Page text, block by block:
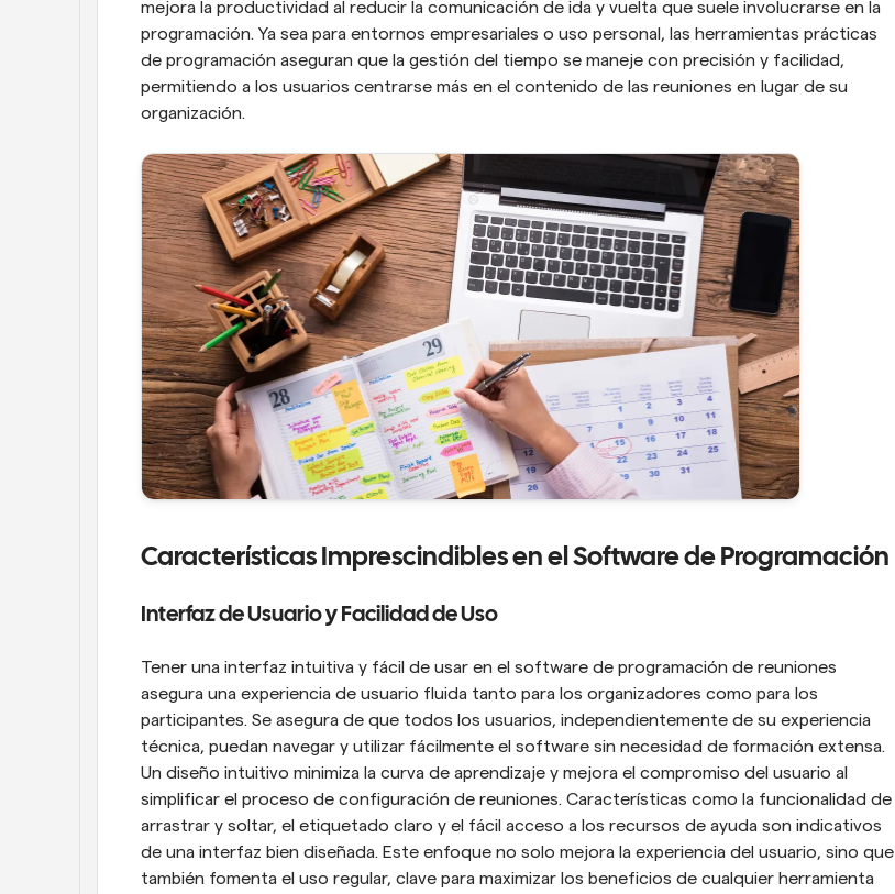
mejora la productividad al reducir la comunicación de ida y vuelta que suele involucrarse en la
programación. Ya sea para entornos empresariales o uso personal, las herramientas prácticas
de programación aseguran que la gestión del tiempo se maneje con precisión y facilidad,
permitiendo a los usuarios centrarse más en el contenido de las reuniones en lugar de su
organización.
Características Imprescindibles en el Software de Programación
Interfaz de Usuario y Facilidad de Uso
Tener una interfaz intuitiva y fácil de usar en el software de programación de reuniones
asegura una experiencia de usuario fluida tanto para los organizadores como para los
participantes. Se asegura de que todos los usuarios, independientemente de su experiencia
técnica, puedan navegar y utilizar fácilmente el software sin necesidad de formación extensa.
Un diseño intuitivo minimiza la curva de aprendizaje y mejora el compromiso del usuario al
simplificar el proceso de configuración de reuniones. Características como la funcionalidad de
arrastrar y soltar, el etiquetado claro y el fácil acceso a los recursos de ayuda son indicativos
de una interfaz bien diseñada. Este enfoque no solo mejora la experiencia del usuario, sino que
también fomenta el uso regular, clave para maximizar los beneficios de cualquier herramienta